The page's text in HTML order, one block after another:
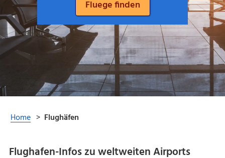
Flughafen-Infos zu weltweiten Airports